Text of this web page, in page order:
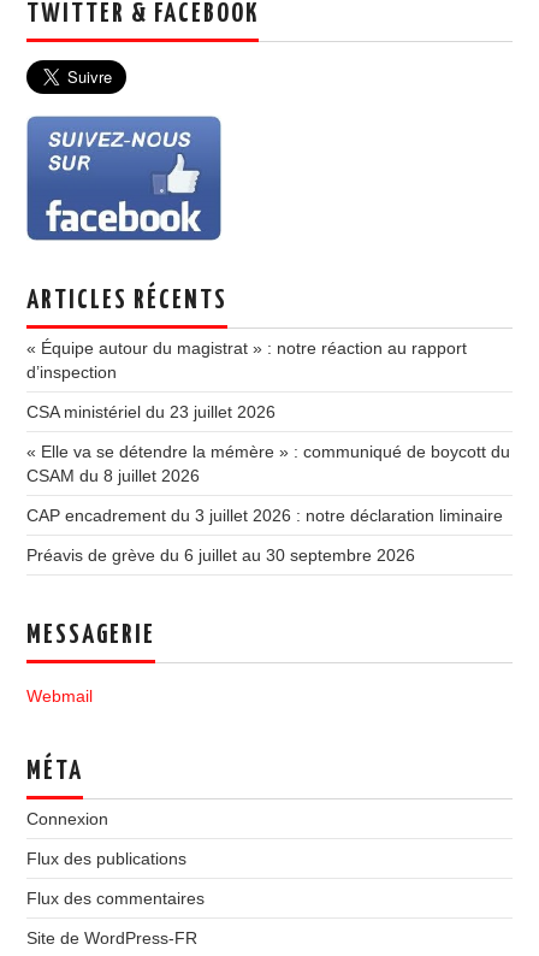
TWITTER & FACEBOOK
ARTICLES RÉCENTS
« Équipe autour du magistrat » : notre réaction au rapport
d’inspection
CSA ministériel du 23 juillet 2026
« Elle va se détendre la mémère » : communiqué de boycott du
CSAM du 8 juillet 2026
CAP encadrement du 3 juillet 2026 : notre déclaration liminaire
Préavis de grève du 6 juillet au 30 septembre 2026
MESSAGERIE
Webmail
MÉTA
Connexion
Flux des publications
Flux des commentaires
Site de WordPress-FR